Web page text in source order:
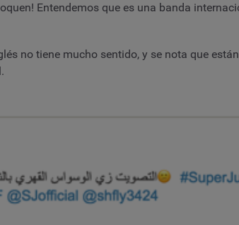
Entendemos que es una banda
no tiene mucho sentido, y se nota que